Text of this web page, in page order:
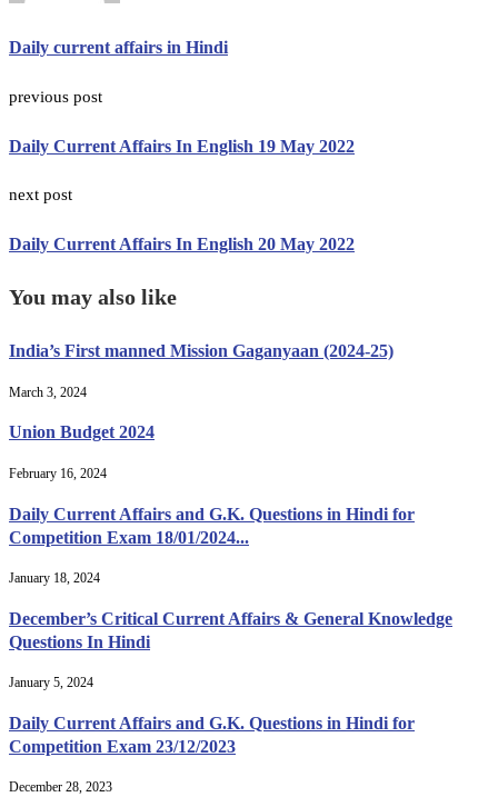
Daily current affairs in Hindi
previous post
Daily Current Affairs In English 19 May 2022
next post
Daily Current Affairs In English 20 May 2022
You may also like
India’s First manned Mission Gaganyaan (2024-25)
March 3, 2024
Union Budget 2024
February 16, 2024
Daily Current Affairs and G.K. Questions in Hindi for
Competition Exam 18/01/2024...
January 18, 2024
December’s Critical Current Affairs & General Knowledge
Questions In Hindi
January 5, 2024
Daily Current Affairs and G.K. Questions in Hindi for
Competition Exam 23/12/2023
December 28, 2023